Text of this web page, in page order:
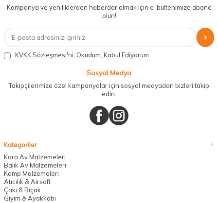
Kampanya ve yeniliklerden haberdar olmak için e-bültenimize abone
olun!
KVKK Sözleşmesi'ni, Okudum, Kabul Ediyorum.
Sosyal Medya
Takipçilerimize özel kampanyalar için sosyal medyadan bizleri takip
edin.
Kategoriler
Kara Av Malzemeleri
Balık Av Malzemeleri
Kamp Malzemeleri
Atıcılık & Airsoft
Çakı & Bıçak
Giyim & Ayakkabı